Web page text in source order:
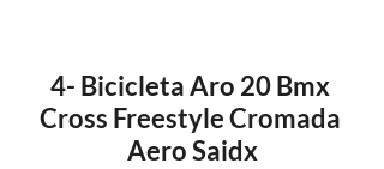
4- Bicicleta Aro 20 Bmx
Cross Freestyle Cromada
Aero Saidx